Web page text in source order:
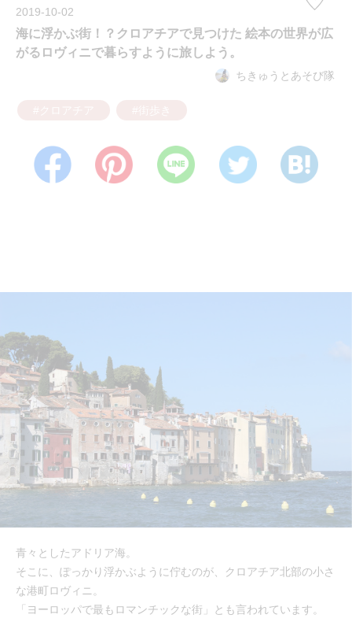
2019-10-02
海に浮かぶ街！？クロアチアで見つけた 絵本の世界が広
がるロヴィニで暮らすように旅しよう。
ちきゅうとあそび隊
青々としたアドリア海。
そこに、ぽっかり浮かぶように佇むのが、クロアチア北部の小さ
な港町ロヴィニ。
「ヨーロッパで最もロマンチックな街」とも言われています。